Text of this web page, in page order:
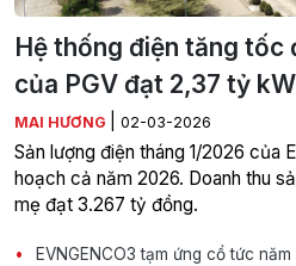
Hệ thống điện tăng tốc
của PGV đạt 2,37 tỷ
MAI HƯƠNG 02-03-2026
Sản lượng điện tháng 1/2026 của
hoạch cả năm 2026. Doanh thu
mẹ đạt 3.267 tỷ đồng.
EVNGENCO3 tạm ứng cổ tức